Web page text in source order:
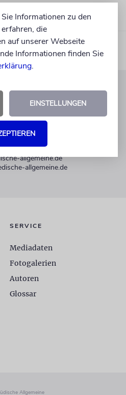
275833 0
9-17 Uhr
allgemeine.de
allgemeine.de
SERVICE
Mediadaten
Fotogalerien
Autoren
Glossar
Allgemeine
Informationen zu den
die
auf unserer Webseite
Informationen finden Sie
.
EINSTELLUNGEN